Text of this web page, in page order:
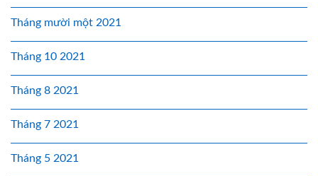
Tháng mười một 2021
Tháng 10 2021
Tháng 8 2021
Tháng 7 2021
Tháng 5 2021